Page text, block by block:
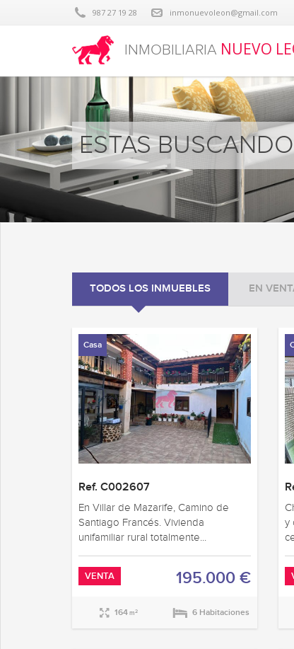
987 27 19 28 inmonuevoleon@gmail.com
INMOBILIARIA NUEVO
ESTAS
TODOS LOS INMUEBLES EN
Casa
Ref. C002607
En Villar de Mazarife, Camino de
Santiago Francés. Vivienda
unifamiliar rural totalmente...
VENTA 195.000 €
164m2 6 Habitaciones
y